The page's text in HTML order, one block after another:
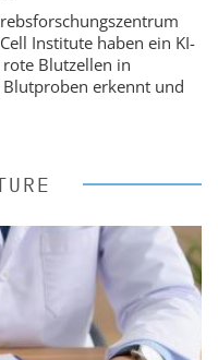
Institute haben ein KI-
Blutzellen in
erkennt und